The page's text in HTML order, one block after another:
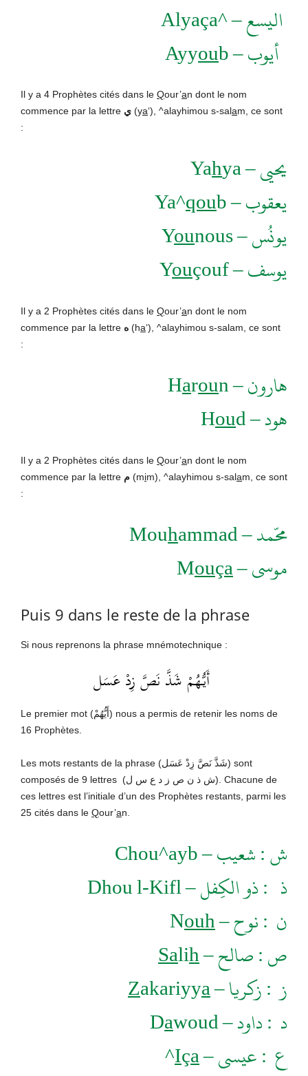
اليسع – ^Alyaça
أيوب –
Ayyoub
Il y a 4 Prophètes cités dans le Qour’an dont le nom
commence par la lettre ي (ya‘), ^alayhimou s-salam, ce sont
:
يحيى – Ya hya
يعقوب – Ya^ qoub
يونُس – Y
ounous
يوسف – Y
ouçouf
Il y a 2 Prophètes cités dans le Qour’an dont le nom
commence par la lettre ه (ha‘), ^alayhimou s-salam, ce sont
:
هارون – H aroun
هود – H oud
Il y a 2 Prophètes cités dans le Qour’an dont le nom
commence par la lettre م (mim), ^alayhimou s-salam, ce sont
:
محّمد – Mou hammad
موسى – M
ouça
Puis 9 dans le reste de la phrase
Si nous reprenons la phrase mnémotechnique :
أَيُّهُمْ شَذَّ نَصَّ زِدْ عَسَل
Le premier mot (أَيُّهُمْ) nous a permis de retenir les noms de
16 Prophètes.
Les mots restants de la phrase (شَذَّ نَصَّ زِدْ عَسَل) sont
composés de 9 lettres (ش ذ ن ص ز د ع س ل). Chacune de
ces lettres est l’initiale d’un des Prophètes restants, parmi les
25 cités dans le Qour’an.
ش : شعيب –Chou^ayb
ذ : ذو الكِفل –Dhou l-Kifl
ن : نوح –
Nouh
ص : صالح –
Salih
ز : زكريا –
Zakariyya
د : داود –
Dawoud
ع : عيسى –
Iça
^